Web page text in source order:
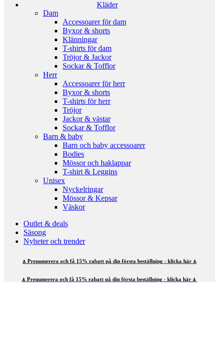
Kläder
Dam
Accessoarer för dam
Byxor & shorts
Klänningar
T-shirts för dam
Tröjor & Jackor
Sockar & Tofflor
Herr
Accessoarer för herr
Byxor & shorts
T-shirts för herr
Tröjor
Jackor & västar
Sockar & Tofflor
Barn & baby
Barn och baby accessoarer
Bodies
Mössor och haklappar
T-shirt & Leggins
Unisex
Nyckelringar
Mössor & Kepsar
Väskor
Outlet & deals
Säsong
Nyheter och trender
⍋ Prenumerera och få 15% rabatt på din första beställning - klicka här ⍋
⍋ Prenumerera och få 15% rabatt på din första beställning - klicka här ⍋